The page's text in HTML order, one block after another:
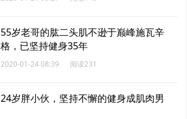
55岁老哥的肱二头肌不逊于巅峰施瓦辛
格，已坚持健身35年
2020-01-24 08:39 阅读231
24岁胖小伙，坚持不懈的健身成肌肉男